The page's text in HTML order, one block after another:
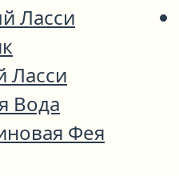
Ласси
Ласси
Вода
Фея